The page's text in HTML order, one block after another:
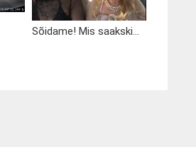
Sõidame! Mis saakski...